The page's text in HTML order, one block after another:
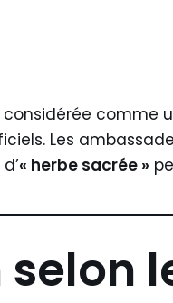
comme
Les
« herbe sacrée »